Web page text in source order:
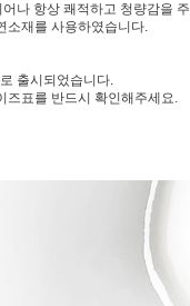
나 항상 쾌적하고 청량감을
소재를 사용하였습니다.
출시되었습니다.
즈표를 반드시 확인해주세요.